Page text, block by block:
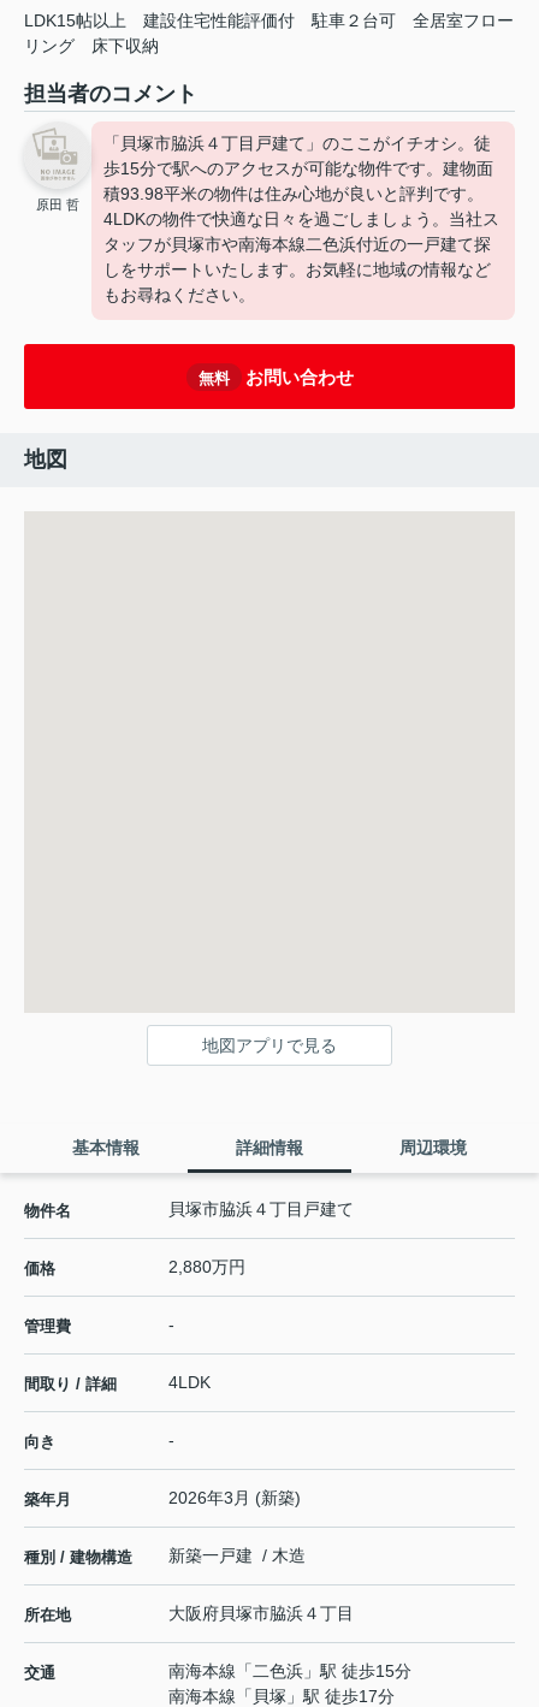
LDK15帖以上 建設住宅性能評価付 駐車２台可
全居室フロー
リング
床下収納
担当者のコメント
原田 哲
「貝塚市脇浜４丁目戸建て」のここがイチオシ。徒
歩15分で駅へのアクセスが可能な物件です。建物面
積93.98平米の物件は住み心地が良いと評判です。
4LDKの物件で快適な日々を過ごしましょう。当社ス
タッフが貝塚市や南海本線二色浜付近の一戸建て探
しをサポートいたします。お気軽に地域の情報など
もお尋ねください。
無料 お問い合わせ
地図
地図アプリで見る
基本情報 詳細情報 周辺環境
物件名 貝塚市脇浜４丁目戸建て
価格 2,880万円
管理費 -
間取り / 詳細 4LDK
向き -
築年月 2026年3月 (新築)
種別 / 建物構造 新築一戸建 / 木造
所在地 大阪府貝塚市脇浜４丁目
交通 南海本線 「 二色浜 」駅 徒歩15分
南海本線 「 貝塚 」駅 徒歩17分